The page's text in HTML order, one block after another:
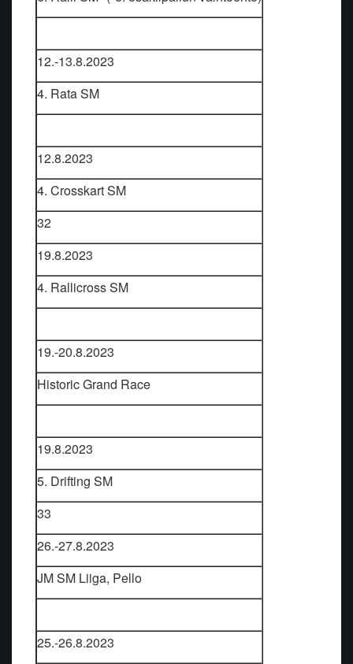
12.-13.8.2023
4. Rata SM
12.8.2023
4. Crosskart SM
32
19.8.2023
4. Rallicross SM
19.-20.8.2023
Historic Grand Race
19.8.2023
5. Drifting SM
33
26.-27.8.2023
JM SM Liiga, Pello
25.-26.8.2023